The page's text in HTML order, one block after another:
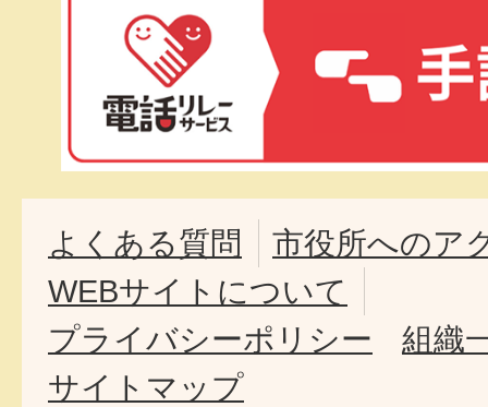
よくある質問
市役所へのア
WEBサイトについて
プライバシーポリシー
組織
サイトマップ